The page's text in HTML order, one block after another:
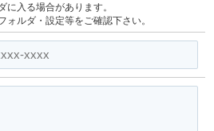
に入る場合があります。
ォルダ・設定等をご確認下さい。